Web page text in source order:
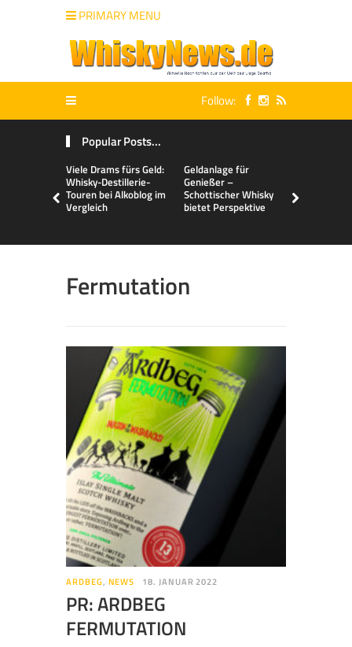
PRIMARY MENU
Follow:
Popular Posts...
Viele Drams fürs Geld:
Whisky-Destillerie-
Touren bei Alkoblog im
Vergleich
Geldanlage für
Genießer –
Schottischer Whisky
bietet Perspektive
Fermutation
ARDBEG, NEWS 18. JANUAR 2022
PR: ARDBEG
FERMUTATION